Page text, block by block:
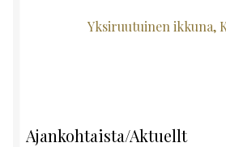
Yksiruutuinen ikkuna,
Ajankohtaista/Aktuellt